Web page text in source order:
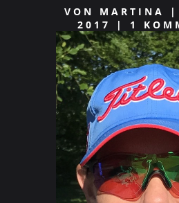
VON MARTINA |
2017
| 1